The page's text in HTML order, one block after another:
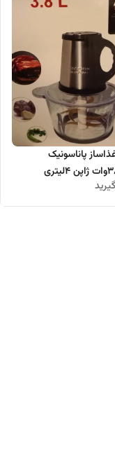
پاناسونیک